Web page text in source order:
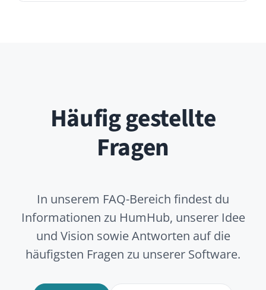
Ist HumHub ein Startup?
Für wen ist HumHub geeignet?
Was sind typische Einsatzgebiete?
Welche Module gibt es?